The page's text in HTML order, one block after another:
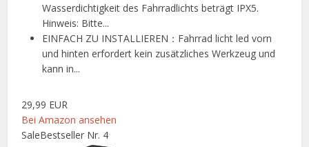
Wasserdichtigkeit des Fahrradlichts beträgt IPX5.
Hinweis: Bitte...
EINFACH ZU INSTALLIEREN：Fahrrad licht led vorn
und hinten erfordert kein zusätzliches Werkzeug und
kann in...
29,99 EUR
Bei Amazon ansehen
SaleBestseller Nr. 4